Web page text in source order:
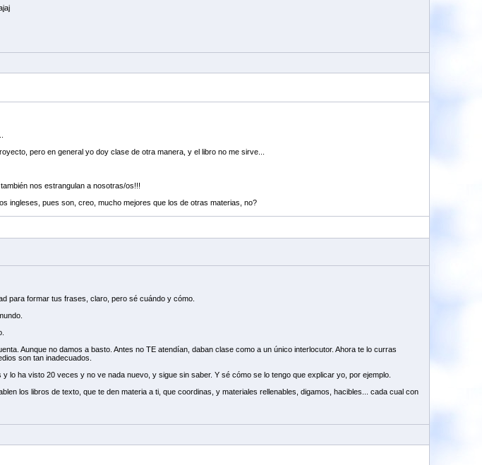
pero en general yo doy clase de otra manera, y el libro no me sirve...
nos estrangulan a nosotras/os!!!
ingleses, pues son, creo, mucho mejores que los de otras materias, no?
para formar tus frases, claro, pero sé cuándo y cómo.
Aunque no damos a basto. Antes no TE atendían, daban clase como a un único interlocutor. Ahora te lo curras
son tan inadecuados.
lo ha visto 20 veces y no ve nada nuevo, y sigue sin saber. Y sé cómo se lo tengo que explicar yo, por ejemplo.
los libros de texto, que te den materia a ti, que coordinas, y materiales rellenables, digamos, hacibles... cada cual con